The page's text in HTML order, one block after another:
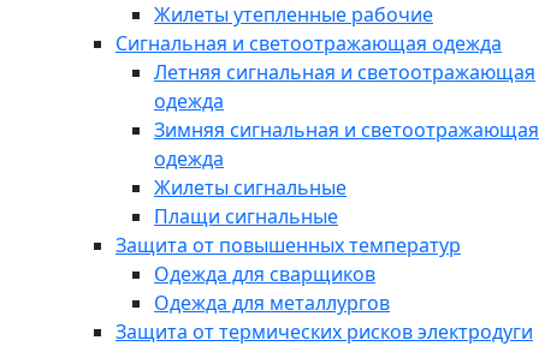
Жилеты утепленные рабочие
Сигнальная и светоотражающая одежда
Летняя сигнальная и светоотражающая
одежда
Зимняя сигнальная и светоотражающая
одежда
Жилеты сигнальные
Плащи сигнальные
Защита от повышенных температур
Одежда для сварщиков
Одежда для металлургов
Защита от термических рисков электродуги